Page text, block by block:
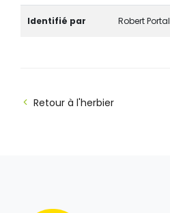
Identifié par Robert Portal
Retour à l'herbier